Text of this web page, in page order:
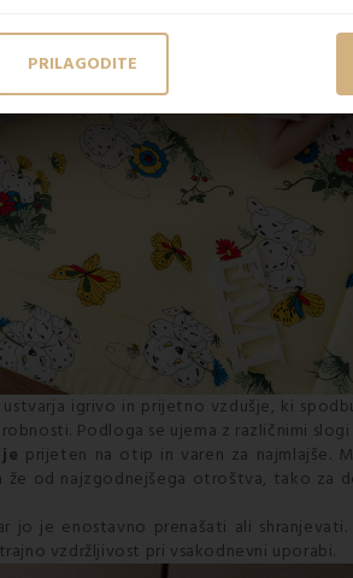
PRILAGODITE
igrivo in prijetno vzdušje, ki
Podloga se ujema z različnimi
prijeten na otip in varen za najmlajše.
od najzgodnejšega otroštva, tako za
je enostavno prenašati ali
vzdržljivost pri vsakodnevni uporabi.